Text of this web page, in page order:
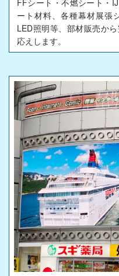
FFシート・不燃シート・
ート材料、各種幕材展張
LED照明等、部材販売か
応えします。